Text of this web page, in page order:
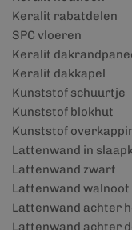
Keralit rabatdelen
SPC vloeren
Keralit
Keralit dakkapel
Kunststof schuurtje
Kunststof blokhut
Kunststof
Lattenwand in
Lattenwand zwart
Lattenwand walnoot
Lattenwand achter
Lattenwand achter